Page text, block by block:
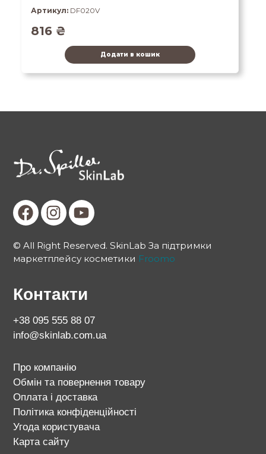
Артикул: DF020V
816 ₴
Додати в кошик
© All Right Reserved. SkinLab За підтримки
маркетплейсу косметики Froomo
Контакти
+38 095 555 88 07
info@skinlab.com.ua
Про компанію
Обмін та повернення товару
Оплата і доставка
Політика конфіденційності
Угода користувача
Карта сайту